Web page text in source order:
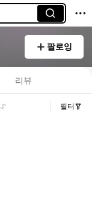
팔로잉
리뷰
필터